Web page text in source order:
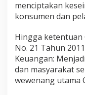
u
m
e
S
e
n
i
a
menciptakan
konsumen dan
Hingga ketentuan
No. 21 Tahun
Keuangan:
dan masyarakat
wewenang utama